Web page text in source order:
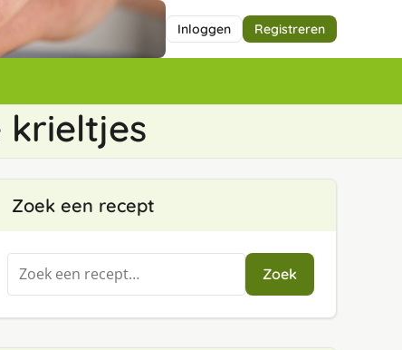
Inloggen Registreren
krieltjes
Zoek een recept
Zoeken
naar:
Zoek